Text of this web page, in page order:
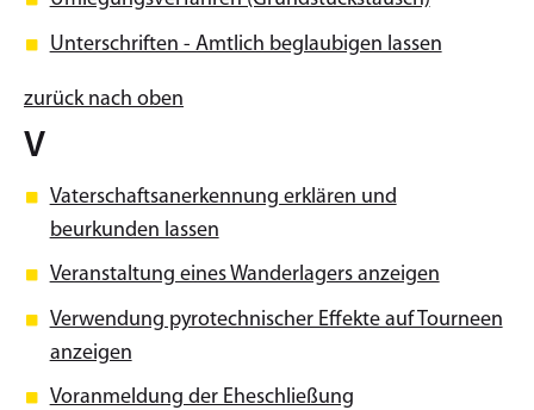
Unterschriften - Amtlich beglaubigen lassen
zurück nach oben
V
Vaterschaftsanerkennung erklären und
beurkunden lassen
Veranstaltung eines Wanderlagers anzeigen
Verwendung pyrotechnischer Effekte auf Tourneen
anzeigen
Voranmeldung der Eheschließung